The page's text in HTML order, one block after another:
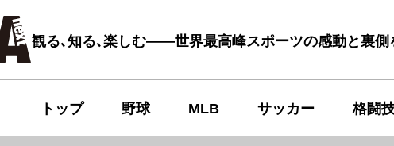
観る､知る､楽しむ――世界最高峰スポーツの感動と裏側
トップ 野球 MLB サッカー 格闘